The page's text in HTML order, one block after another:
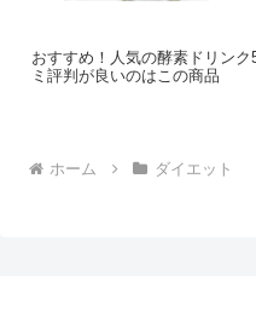
おすすめ！人気の酵素ドリンク
ミ評判が良いのはこの商品
ホーム ダイエット